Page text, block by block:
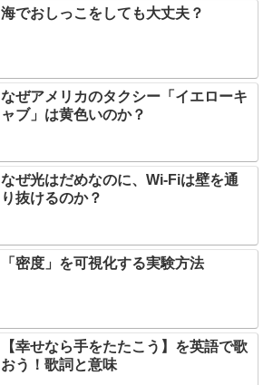
海でおしっこをしても大丈夫？
なぜアメリカのタクシー「イエローキ
ャブ」は黄色いのか？
なぜ光はだめなのに、Wi-Fiは壁を通
り抜けるのか？
「密度」を可視化する実験方法
【幸せなら手をたたこう】を英語で歌
おう！歌詞と意味